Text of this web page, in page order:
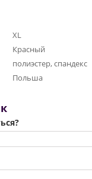
XL
Красный
полиэстер, спандекс
Польша